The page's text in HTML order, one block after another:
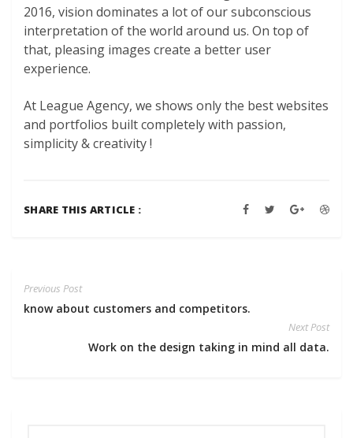
2016, vision dominates a lot of our subconscious
interpretation of the world around us. On top of
that, pleasing images create a better user
experience.
At League Agency, we shows only the best websites
and portfolios built completely with passion,
simplicity & creativity !
SHARE THIS ARTICLE :
Previous Post
know about customers and competitors.
Next Post
Work on the design taking in mind all data.